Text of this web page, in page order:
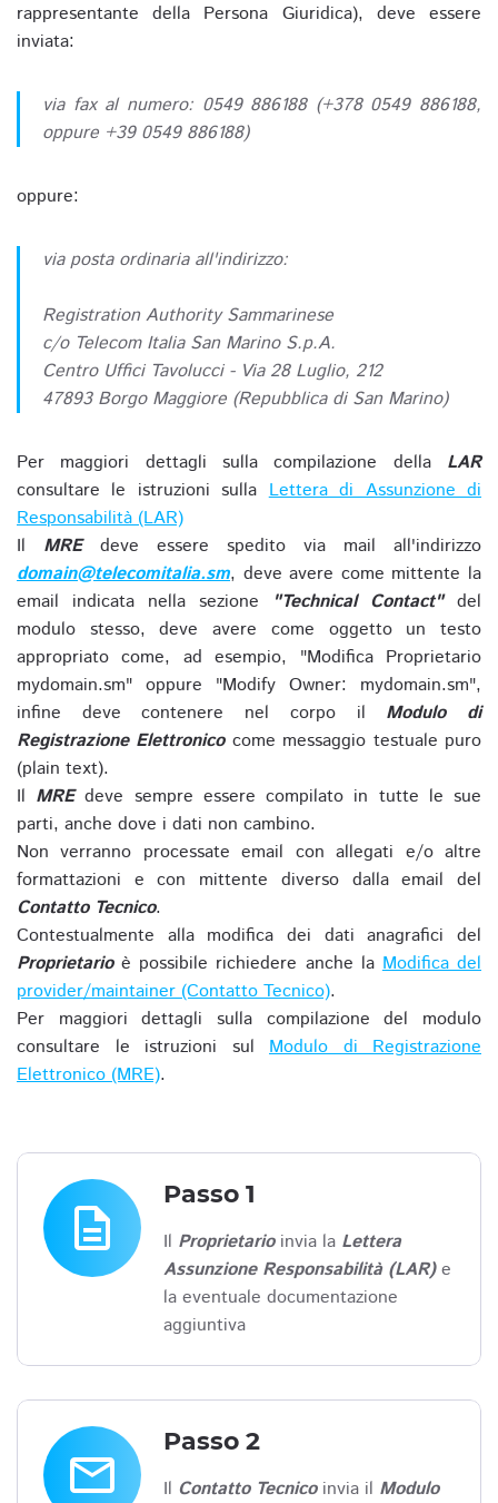
rappresentante della Persona Giuridica), deve essere
inviata:
via fax al numero: 0549 886188 (+378 0549 886188,
oppure +39 0549 886188)
oppure:
via posta ordinaria all'indirizzo:
Registration Authority Sammarinese
c/o Telecom Italia San Marino S.p.A.
Centro Uffici Tavolucci - Via 28 Luglio, 212
47893 Borgo Maggiore (Repubblica di San Marino)
Per maggiori dettagli sulla compilazione della LAR
consultare le istruzioni sullaLettera di Assunzione di
Responsabilità (LAR)
Il MREdeve essere spedito via mail all'indirizzo
domain@telecomitalia.sm, deve avere come mittente la
email indicata nella sezione
"Technical Contact"del
modulo stesso, deve avere come oggetto un testo
appropriato come, ad esempio, "Modifica Proprietario
mydomain.sm" oppure "Modify Owner: mydomain.sm",
infine deve contenere nel corpo il Modulo di
Registrazione Elettronicocome messaggio testuale puro
(plain text).
Il MREdeve sempre essere compilato in tutte le sue
parti, anche dove i dati non cambino.
Non verranno processate email con allegati e/o altre
formattazioni e con mittente diverso dalla email del
Contatto Tecnico.
Contestualmente alla modifica dei dati anagrafici del
Proprietarioè possibile richiedere anche laModifica del
provider/maintainer (Contatto Tecnico).
Per maggiori dettagli sulla compilazione del modulo
consultare le istruzioni sul Modulo di Registrazione
Elettronico (MRE).
description
Passo 1
Il Proprietarioinvia la Lettera
Assunzione Responsabilità (LAR)e
la eventuale documentazione
aggiuntiva
email
Passo 2
Il Contatto Tecnicoinvia il Modulo